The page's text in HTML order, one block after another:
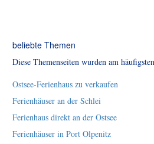
beliebte Themen
Diese Themenseiten wurden am
Ostsee-Ferienhaus zu verkaufen
Ferienhäuser an der Schlei
Ferienhaus direkt an der Ostsee
Ferienhäuser in Port Olpenitz